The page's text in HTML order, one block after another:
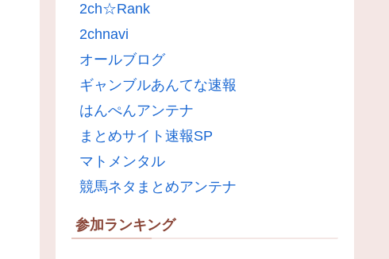
2ch☆Rank
2chnavi
オールブログ
ギャンブルあんてな速報
はんぺんアンテナ
まとめサイト速報SP
マトメンタル
競馬ネタまとめアンテナ
参加ランキング